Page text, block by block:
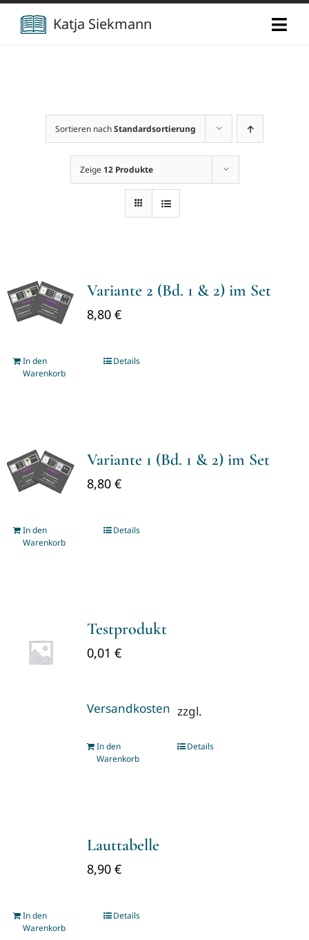
Zum
Inhalt
Katja Siekmann
Über mich
Berufliche Vita
Projekte
Verlag
Sortieren nachStandardsortierung
Zeige 12 Produkte
Variante 2 (Bd. 1 & 2) im Set
8,80 €
In den
Warenkorb
Details
Variante 1 (Bd. 1 & 2) im Set
8,80 €
In den
Warenkorb
Details
Testprodukt
0,01 €
zzgl.
Versandkosten
In den
Warenkorb
Details
Lauttabelle
8,90 €
In den
Warenkorb
Details